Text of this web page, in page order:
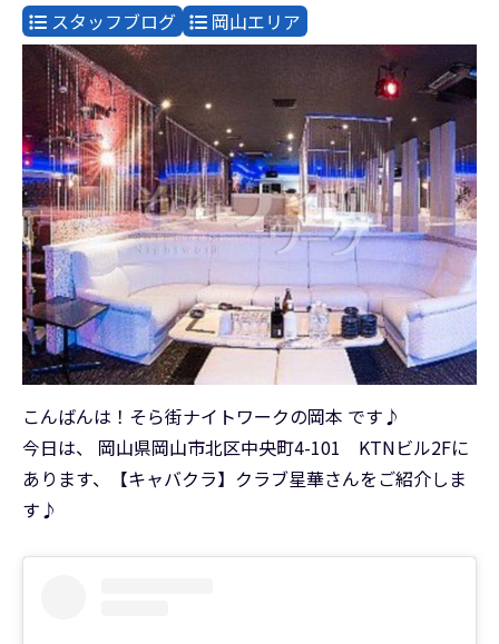
スタッフブログ
岡山エリア
こんばんは！そら街ナイトワークの岡本 です♪
今日は、 岡山県岡山市北区中央町4-101 KTNビル2Fに
あります、【キャバクラ】クラブ星華さんをご紹介しま
す♪